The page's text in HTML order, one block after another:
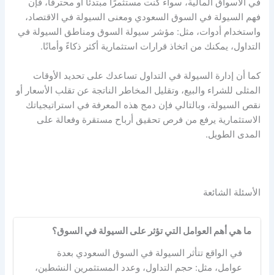
في الأسواق المالية، سواء كنت مستثمرًا مبتدئًا أو محترفًا، فإن
فهم السيولة في السوق السعوديومعنى السيولة في الاقتصاد،
واستخدام أدوات، مثل: مؤشر سيولة السوقومناطق السيولة في
التداول ، يمكنك من اتخاذ قرارات استثمارية أكثر ذكاءً وأمانًا.
كما أن إدارة السيولة في التداول تساعدك على تحديد الأوقات
المثلى للشراء والبيع، وتقليل المخاطر الناتجة عن تقلب الأسعار أو
نقص السيولة، وبالتالي فإن دمج هذه المعرفة في استراتيجياتك
الاستثمارية يرفع من فرص تحقيق أرباح مستقرة وفعالة على
المدى الطويل.
الأسئلة الشائعة
ما هي أهم العوامل التي تؤثر على السيولة في السوق؟
في الواقع تتأثر السيولة في السوق السعودي بعدة
عوامل، مثل: حجم التداول، وعدد المستثمرين النشطين،